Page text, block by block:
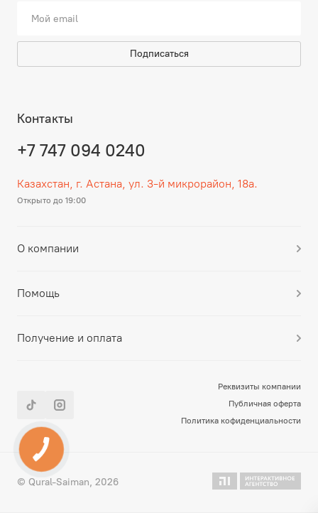
Подписаться
Контакты
+7 747 094 0240
Казахстан, г. Астана, ул. 3-й микрорайон, 18а.
Открыто до 19:00
О компании
Помощь
Получение и оплата
Реквизиты компании
Публичная оферта
Политика кофиденциальности
© Qural-Saiman, 2026